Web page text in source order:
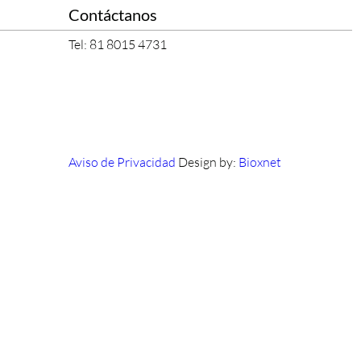
Contáctanos
Tel: 81 8015 4731
Aviso de Privacidad Design by: Bioxnet